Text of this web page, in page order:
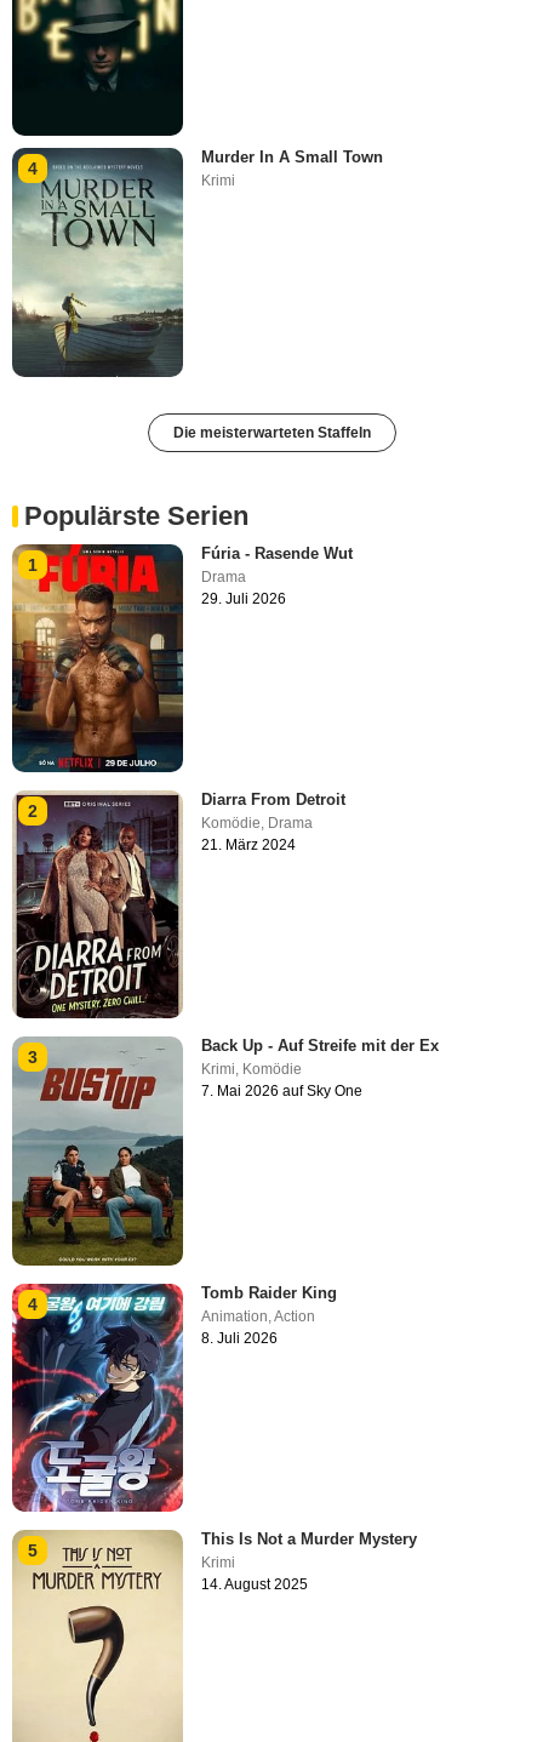
4
Murder In A Small Town
Krimi
Die meisterwarteten Staffeln
Populärste Serien
1
Fúria - Rasende Wut
Drama
29. Juli 2026
2
Diarra From Detroit
Komödie, Drama
21. März 2024
3
Back Up - Auf Streife mit der Ex
Krimi, Komödie
7. Mai 2026 auf Sky One
4
Tomb Raider King
Animation ,Action
8. Juli 2026
5
This Is Not a Murder Mystery
Krimi
14. August 2025